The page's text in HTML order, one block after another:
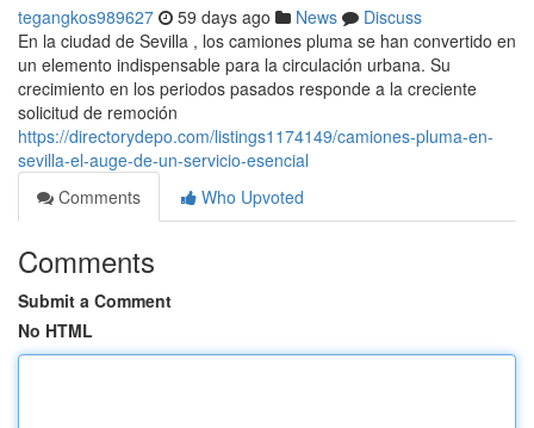
tegangkos989627 59 days ago News
Discuss
En la ciudad de Sevilla , los camiones pluma se han convertido en
un elemento indispensable para la circulación urbana. Su
crecimiento en los periodos pasados responde a la creciente
solicitud de remoción
https://directorydepo.com/listings1174149/camiones-pluma-en-
sevilla-el-auge-de-un-servicio-esencial
Comments
Who Upvoted
Comments
Submit a Comment
No HTML